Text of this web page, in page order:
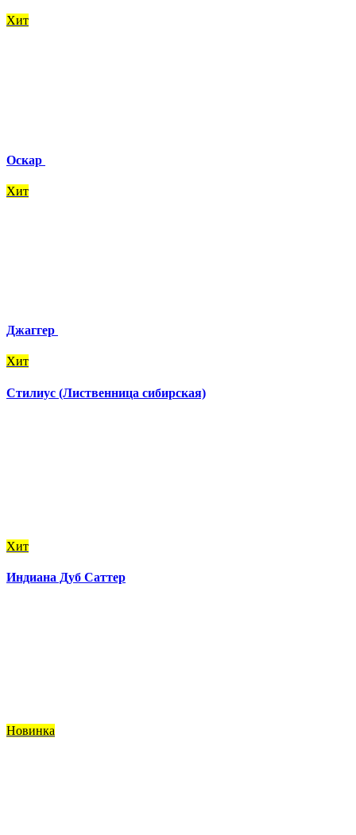
Хит
Оскар
Хит
Джаггер
Хит
Стилиус (Лиственница сибирская)
Хит
Индиана Дуб Саттер
Новинка